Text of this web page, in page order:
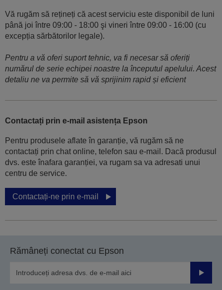
Vă rugăm să rețineți că acest serviciu este disponibil de luni
până joi între 09:00 - 18:00 şi vineri între 09:00 - 16:00 (cu
excepția sărbătorilor legale).
Pentru a vă oferi suport tehnic, va fi necesar să oferiți
numărul de serie echipei noastre la începutul apelului. Acest
detaliu ne va permite să vă sprijinim rapid și eficient
Contactați prin e-mail asistența Epson
Pentru produsele aflate în garanție, vă rugăm să ne
contactați prin chat online, telefon sau e-mail. Dacă produsul
dvs. este înafara garanției, va rugam sa va adresati unui
centru de service.
Contactați-ne prin e-mail
Rămâneți conectat cu Epson